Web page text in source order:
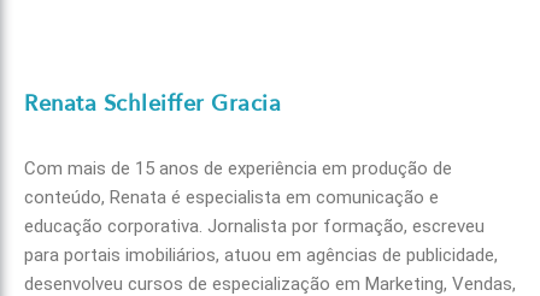
Renata Schleiffer Gracia
Com mais de 15 anos de experiência em produção de
conteúdo, Renata é especialista em comunicação e
educação corporativa. Jornalista por formação, escreveu
para portais imobiliários, atuou em agências de publicidade,
desenvolveu cursos de especialização em Marketing, Vendas,